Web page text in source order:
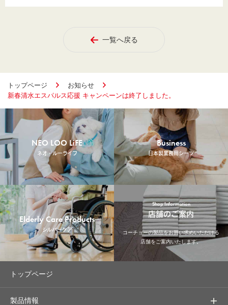
一覧へ戻る
トップページ
お知らせ
新春清水エスパルス応援 キャンペーンは終了しました。
NEO LOO LiFE
ネオ・ルーライフ
Business
日本製業務用シーツ
Elderly Care Products
シルバーケア
Shop Information
店舗のご案内
コーチョーの製品をお買い求めいただける
店舗をご案内いたします。
トップページ
製品情報